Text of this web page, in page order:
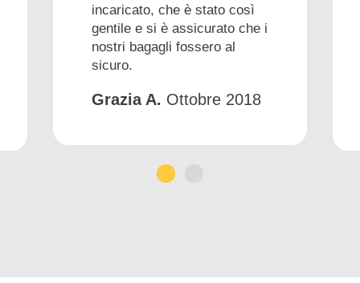
incaricato, che è stato così
gentile e si è assicurato che i
nostri bagagli fossero al
sicuro.
Grazia A. Ottobre 2018